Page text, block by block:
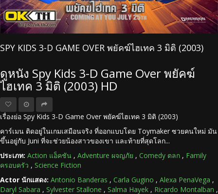
SPY KIDS 3-D GAME OVER พยัคฆ์ไฮเทค 3 มิติ (2003)
ดูหนัง Spy Kids 3-D Game Over พยัคฆ์
ไฮเทค 3 มิติ (2003) HD
เรื่องย่อ Spy Kids 3-D Game Over พยัคฆ์ไฮเทค 3 มิติ (2003)
คาร์เมน ติดอยู่ในเกมเสมือนจริง ที่ออกแบบโดย Toymaker ซวยคนใหม่ มัน
ขึ้นอยู่กับ Juni ที่จะช่วยน้องสาวของเขา และท้ายที่สุดโลก...
ประเภท: Action แอ็คชัน , Adventure ผจญภัย , Comedy ตลก , Family
ครอบครัว , Science Fiction
Actor นักแสดง: Antonio Banderas , Carla Gugino , Alexa PenaVega ,
Daryl Sabara , Sylvester Stallone , Salma Hayek , Ricardo Montalban ,